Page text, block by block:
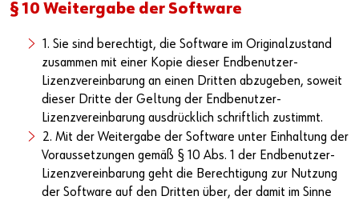
§ 10 Weitergabe der Software
1. Sie sind berechtigt, die Software im Originalzustand
zusammen mit einer Kopie dieser Endbenutzer-
Lizenzvereinbarung an einen Dritten abzugeben, soweit
dieser Dritte der Geltung der Endbenutzer-
Lizenzvereinbarung ausdrücklich schriftlich zustimmt.
2. Mit der Weitergabe der Software unter Einhaltung der
Voraussetzungen gemäß § 10 Abs. 1 der Endbenutzer-
Lizenzvereinbarung geht die Berechtigung zur Nutzung
der Software auf den Dritten über, der damit im Sinne